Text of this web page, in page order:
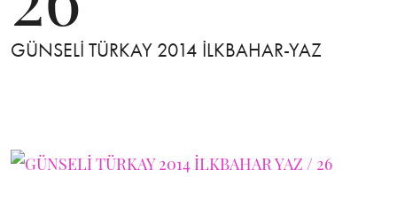
GÜNSELİ TÜRKAY 2014 İLKBAHAR-YAZ